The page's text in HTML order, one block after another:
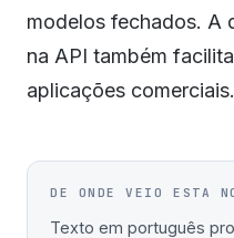
modelos fechados. A
na API também
aplicações comerciais.
DE ONDE VEIO ESTA
Texto em português